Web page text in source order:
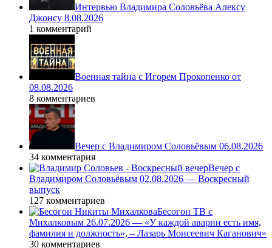
Интервью Владимира Соловьёва Алексу
Джонсу 8.08.2026
1 комментарий
Военная тайна с Игорем Прокопенко от
08.08.2026
8 комментариев
Вечер с Владимиром Соловьёвым 06.08.2026
34 комментария
Вечер с
Владимиром Соловьёвым 02.08.2026 — Воскресный
выпуск
127 комментариев
Бесогон ТВ с
Михалковым 26.07.2026 — «У каждой аварии есть имя,
фамилия и должность», – Лазарь Моисеевич Каганович»
30 комментариев